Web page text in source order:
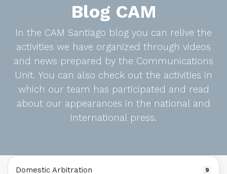
Blog CAM
In the CAM Santiago blog you can relive the
activities we have organized through videos
and news prepared by the Communications
Unit. You can also check out the activities in
which our team has participated and read
about our appearances in the national and
international press.
Domestic Arbitration 9